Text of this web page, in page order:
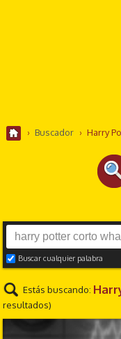
› Buscador › Harry
Buscar cualquier palabra
Estás buscando:
resultados)